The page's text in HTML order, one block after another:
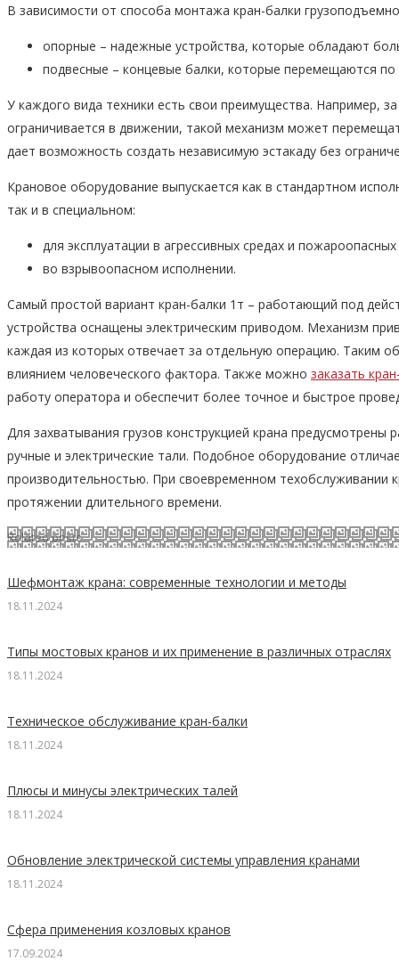
В зависимости от способа монтажа кран-балки
опорные – надежные устройства, которые обладают
подвесные – концевые балки, которые перемещаются по
У каждого вида техники есть свои преимущества. Например,
ограничивается в движении, такой механизм может
дает возможность создать независимую эстакаду без
Крановое оборудование выпускается как в стандартном
так и в специальном:
для эксплуатации в агрессивных средах и пожароопасных
во взрывоопасном исполнении.
Самый простой вариант кран-балки 1т – работающий под
устройства оснащены электрическим приводом. Механизм
каждая из которых отвечает за отдельную операцию. Таким
влиянием человеческого фактора. Также можно заказать
работу оператора и обеспечит более точное и быстрое
Для захватывания грузов конструкцией крана
ручные и электрические тали. Подобное оборудование
производительностью. При своевременном
протяжении длительного времени.
Related posts
Шефмонтаж крана: современные технологии и методы
18.11.2024
Типы мостовых кранов и их применение в различных отраслях
18.11.2024
Техническое обслуживание кран-балки
18.11.2024
Плюсы и минусы электрических талей
18.11.2024
Обновление электрической системы управления кранами
18.11.2024
Сфера применения козловых кранов
17.09.2024